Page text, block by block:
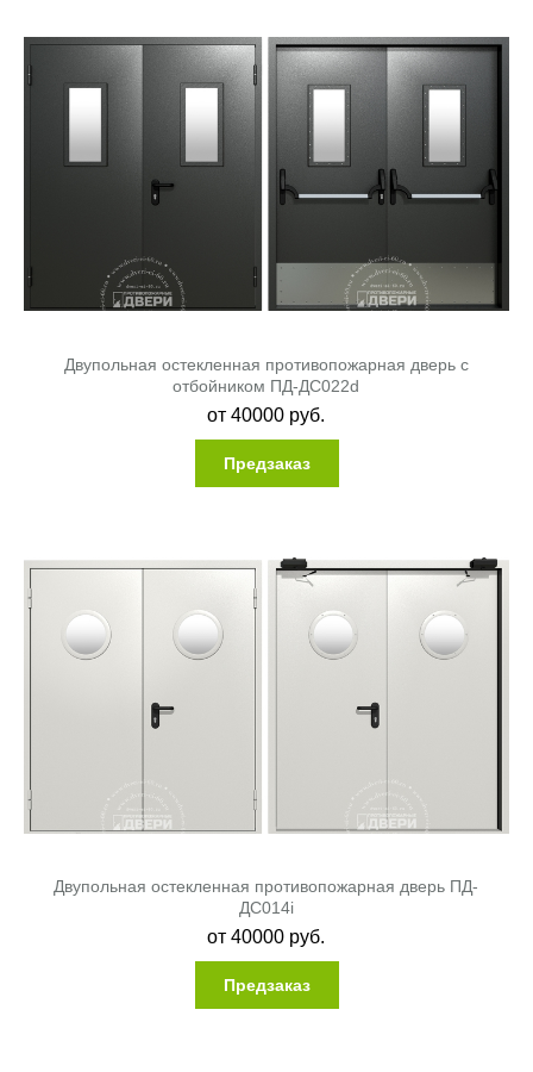
Двупольная остекленная противопожарная дверь с
отбойником ПД-ДС022d
от40000 руб.
Предзаказ
Двупольная остекленная противопожарная дверь ПД-
ДC014i
от40000 руб.
Предзаказ